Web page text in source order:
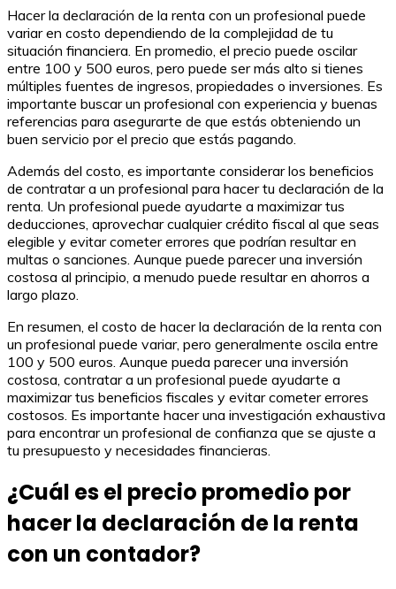
Hacer la declaración de la renta con un profesional puede
variar en costo dependiendo de la complejidad de tu
situación financiera. En promedio, el precio puede oscilar
entre 100 y 500 euros, pero puede ser más alto si tienes
múltiples fuentes de ingresos, propiedades o inversiones. Es
importante buscar un profesional con experiencia y buenas
referencias para asegurarte de que estás obteniendo un
buen servicio por el precio que estás pagando.
Además del costo, es importante considerar los beneficios
de contratar a un profesional para hacer tu declaración de la
renta. Un profesional puede ayudarte a maximizar tus
deducciones, aprovechar cualquier crédito fiscal al que seas
elegible y evitar cometer errores que podrían resultar en
multas o sanciones. Aunque puede parecer una inversión
costosa al principio, a menudo puede resultar en ahorros a
largo plazo.
En resumen, el costo de hacer la declaración de la renta con
un profesional puede variar, pero generalmente oscila entre
100 y 500 euros. Aunque pueda parecer una inversión
costosa, contratar a un profesional puede ayudarte a
maximizar tus beneficios fiscales y evitar cometer errores
costosos. Es importante hacer una investigación exhaustiva
para encontrar un profesional de confianza que se ajuste a
tu presupuesto y necesidades financieras.
¿Cuál es el precio promedio por
hacer la declaración de la renta
con un contador?